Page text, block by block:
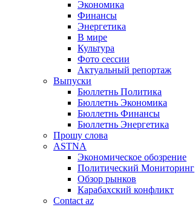
Экономика
Финансы
Энергетика
В мире
Культура
Фото сессии
Актуальный репортаж
Выпуски
Бюллетнь Политика
Бюллетнь Экономика
Бюллетнь Финансы
Бюллетнь Энергетика
Прошу слова
ASTNA
Экономическое обозрение
Политический Мониторинг
Обзор рынков
Карабахский конфликт
Contact az